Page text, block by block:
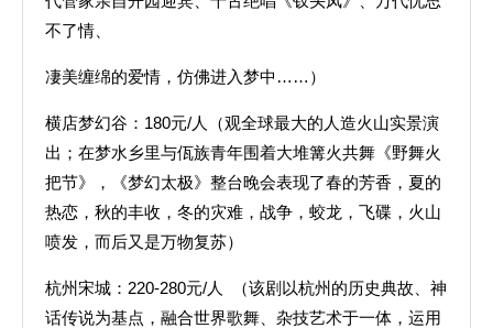
不了情、
凄美缠绵的爱情，仿佛进入梦中……）
横店梦幻谷：180元/人（观全球最大的人造火山实景演
出；在梦水乡里与佤族青年围着大堆篝火共舞《野舞火
把节》，《梦幻太极》整台晚会表现了春的芳香，夏的
热恋，秋的丰收，冬的灾难，战争，蛟龙，飞碟，火山
喷发，而后又是万物复苏）
杭州宋城：220-280元/人 （该剧以杭州的历史典故、神
话传说为基点，融合世界歌舞、杂技艺术于一体，运用